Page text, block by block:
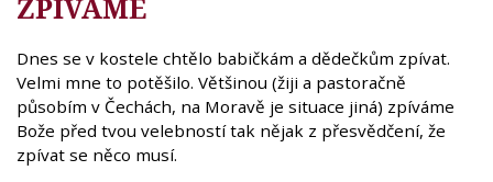
Dnes se v kostele chtělo babičkám a dědečkům zpívat.
Velmi mne to potěšilo. Většinou (žiji a pastoračně
působím v Čechách, na Moravě je situace jiná) zpíváme
Bože před tvou velebností tak nějak z přesvědčení, že
zpívat se něco musí.